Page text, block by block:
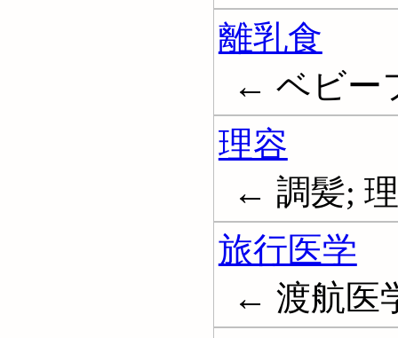
離乳食
← ベビー
理容
← 調髪;
旅行医学
← 渡航医